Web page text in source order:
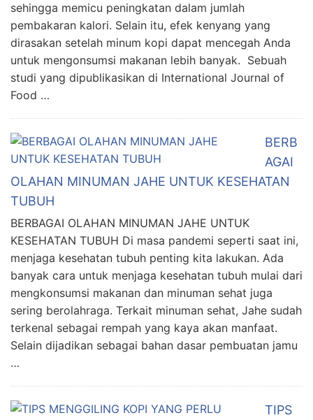
sehingga memicu peningkatan dalam jumlah
pembakaran kalori. Selain itu, efek kenyang yang
dirasakan setelah minum kopi dapat mencegah Anda
untuk mengonsumsi makanan lebih banyak. Sebuah
studi yang dipublikasikan di International Journal of
Food …
BERB
AGAI
OLAHAN MINUMAN JAHE UNTUK KESEHATAN
TUBUH
BERBAGAI OLAHAN MINUMAN JAHE UNTUK
KESEHATAN TUBUH Di masa pandemi seperti saat ini,
menjaga kesehatan tubuh penting kita lakukan. Ada
banyak cara untuk menjaga kesehatan tubuh mulai dari
mengkonsumsi makanan dan minuman sehat juga
sering berolahraga. Terkait minuman sehat, Jahe sudah
terkenal sebagai rempah yang kaya akan manfaat.
Selain dijadikan sebagai bahan dasar pembuatan jamu
…
TIPS